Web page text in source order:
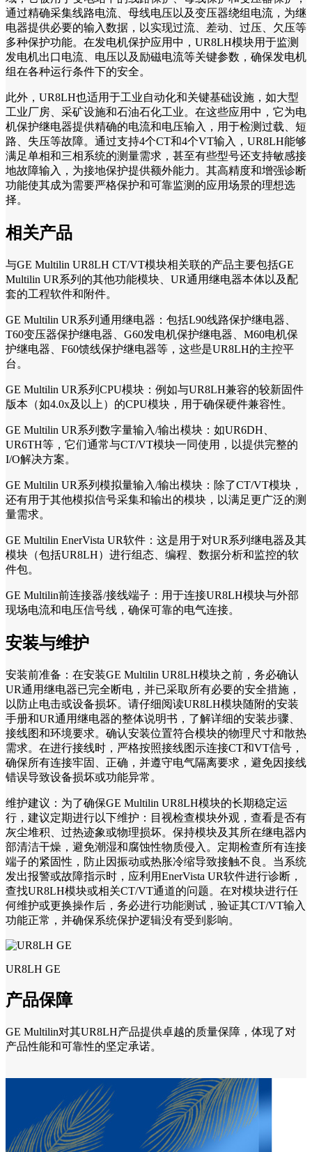
通过精确采集线路电流、母线电压以及变压器绕组电流，为继
电器提供必要的输入数据，以实现过流、差动、过压、欠压等
多种保护功能。在发电机保护应用中，UR8LH模块用于监测
发电机出口电流、电压以及励磁电流等关键参数，确保发电机
组在各种运行条件下的安全。
此外，UR8LH也适用于工业自动化和关键基础设施，如大型
工业厂房、采矿设施和石油石化工业。在这些应用中，它为电
机保护继电器提供精确的电流和电压输入，用于检测过载、短
路、失压等故障。通过支持4个CT和4个VT输入，UR8LH能够
满足单相和三相系统的测量需求，甚至有些型号还支持敏感接
地故障输入，为接地保护提供额外能力。其高精度和增强诊断
功能使其成为需要严格保护和可靠监测的应用场景的理想选
择。
相关产品
与GE Multilin UR8LH CT/VT模块相关联的产品主要包括GE
Multilin UR系列的其他功能模块、UR通用继电器本体以及配
套的工程软件和附件。
GE Multilin UR系列通用继电器：包括L90线路保护继电器、
T60变压器保护继电器、G60发电机保护继电器、M60电机保
护继电器、F60馈线保护继电器等，这些是UR8LH的主控平
台。
GE Multilin UR系列CPU模块：例如与UR8LH兼容的较新固件
版本（如4.0x及以上）的CPU模块，用于确保硬件兼容性。
GE Multilin UR系列数字量输入/输出模块：如UR6DH、
UR6TH等，它们通常与CT/VT模块一同使用，以提供完整的
I/O解决方案。
GE Multilin UR系列模拟量输入/输出模块：除了CT/VT模块，
还有用于其他模拟信号采集和输出的模块，以满足更广泛的测
量需求。
GE Multilin EnerVista UR软件：这是用于对UR系列继电器及其
模块（包括UR8LH）进行组态、编程、数据分析和监控的软
件包。
GE Multilin前连接器/接线端子：用于连接UR8LH模块与外部
现场电流和电压信号线，确保可靠的电气连接。
安装与维护
安装前准备：在安装GE Multilin UR8LH模块之前，务必确认
UR通用继电器已完全断电，并已采取所有必要的安全措施，
以防止电击或设备损坏。请仔细阅读UR8LH模块随附的安装
手册和UR通用继电器的整体说明书，了解详细的安装步骤、
接线图和环境要求。确认安装位置符合模块的物理尺寸和散热
需求。在进行接线时，严格按照接线图示连接CT和VT信号，
确保所有连接牢固、正确，并遵守电气隔离要求，避免因接线
错误导致设备损坏或功能异常。
维护建议：为了确保GE Multilin UR8LH模块的长期稳定运
行，建议定期进行以下维护：目视检查模块外观，查看是否有
灰尘堆积、过热迹象或物理损坏。保持模块及其所在继电器内
部清洁干燥，避免潮湿和腐蚀性物质侵入。定期检查所有连接
端子的紧固性，防止因振动或热胀冷缩导致接触不良。当系统
发出报警或故障指示时，应利用EnerVista UR软件进行诊断，
查找UR8LH模块或相关CT/VT通道的问题。在对模块进行任
何维护或更换操作后，务必进行功能测试，验证其CT/VT输入
功能正常，并确保系统保护逻辑没有受到影响。
UR8LH GE
产品保障
GE Multilin对其UR8LH产品提供卓越的质量保障，体现了对
产品性能和可靠性的坚定承诺。